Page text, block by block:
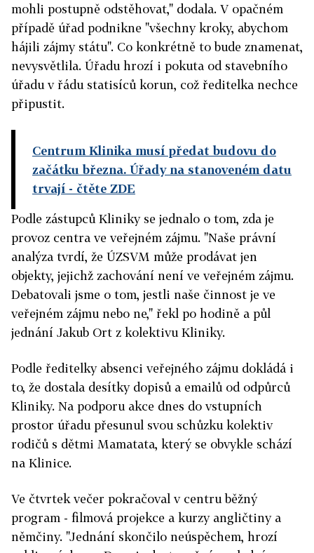
mohli postupně odstěhovat," dodala. V opačném
případě úřad podnikne "všechny kroky, abychom
hájili zájmy státu". Co konkrétně to bude znamenat,
nevysvětlila. Úřadu hrozí i pokuta od stavebního
úřadu v řádu statisíců korun, což ředitelka nechce
připustit.
Centrum Klinika musí předat budovu do
začátku března. Úřady na stanoveném datu
trvají - čtěte ZDE
Podle zástupců Kliniky se jednalo o tom, zda je
provoz centra ve veřejném zájmu. "Naše právní
analýza tvrdí, že ÚZSVM může prodávat jen
objekty, jejichž zachování není ve veřejném zájmu.
Debatovali jsme o tom, jestli naše činnost je ve
veřejném zájmu nebo ne," řekl po hodině a půl
jednání Jakub Ort z kolektivu Kliniky.
Podle ředitelky absenci veřejného zájmu dokládá i
to, že dostala desítky dopisů a emailů od odpůrců
Kliniky. Na podporu akce dnes do vstupních
prostor úřadu přesunul svou schůzku kolektiv
rodičů s dětmi Mamatata, který se obvykle schází
na Klinice.
Ve čtvrtek večer pokračoval v centru běžný
program - filmová projekce a kurzy angličtiny a
němčiny. "Jednání skončilo neúspěchem, hrozí